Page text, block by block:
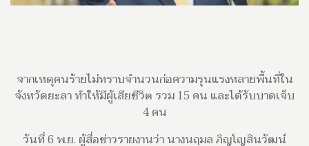
จากเหตุคนร้ายไม่ทราบจำนวนก่อความรุนแรงหลายพื้นที่ใน
จังหวัดยะลา ทำให้มีผู้เสียชีวิต รวม 15 คน และได้รับบาดเจ็บ
4 คน
วันที่ 6 พ.ย. ผู้สื่อข่าวรายงานว่า นางนฤมล ภิญโญสินวัฒน์